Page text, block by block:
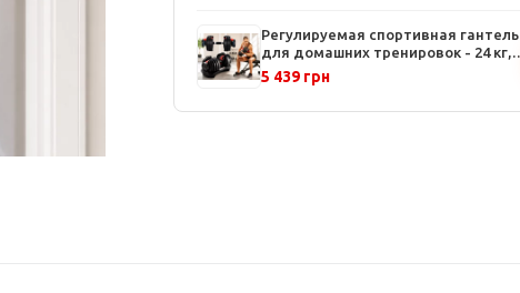
Регулируемая спортивная гантель
для домашних тренировок - 24 кг,
быстрое изменение нагрузки,
компактный дизайн
5 439 грн